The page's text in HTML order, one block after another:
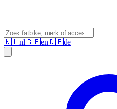
🇳🇱nl🇬🇧en🇩🇪de